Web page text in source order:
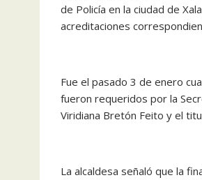
de Policía en la ciudad de
acreditaciones
Fue el pasado 3 de enero
fueron requeridos por la
Viridiana Bretón Feito y el
La alcaldesa señaló que la